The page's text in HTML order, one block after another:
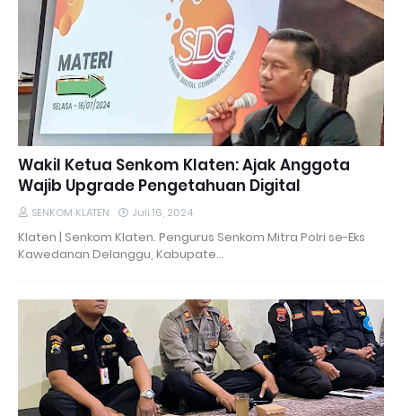
Wakil Ketua Senkom Klaten: Ajak Anggota
Wajib Upgrade Pengetahuan Digital
SENKOM KLATEN Juli 16, 2024
Klaten | Senkom Klaten. Pengurus Senkom Mitra Polri se-Eks
Kawedanan Delanggu, Kabupate…